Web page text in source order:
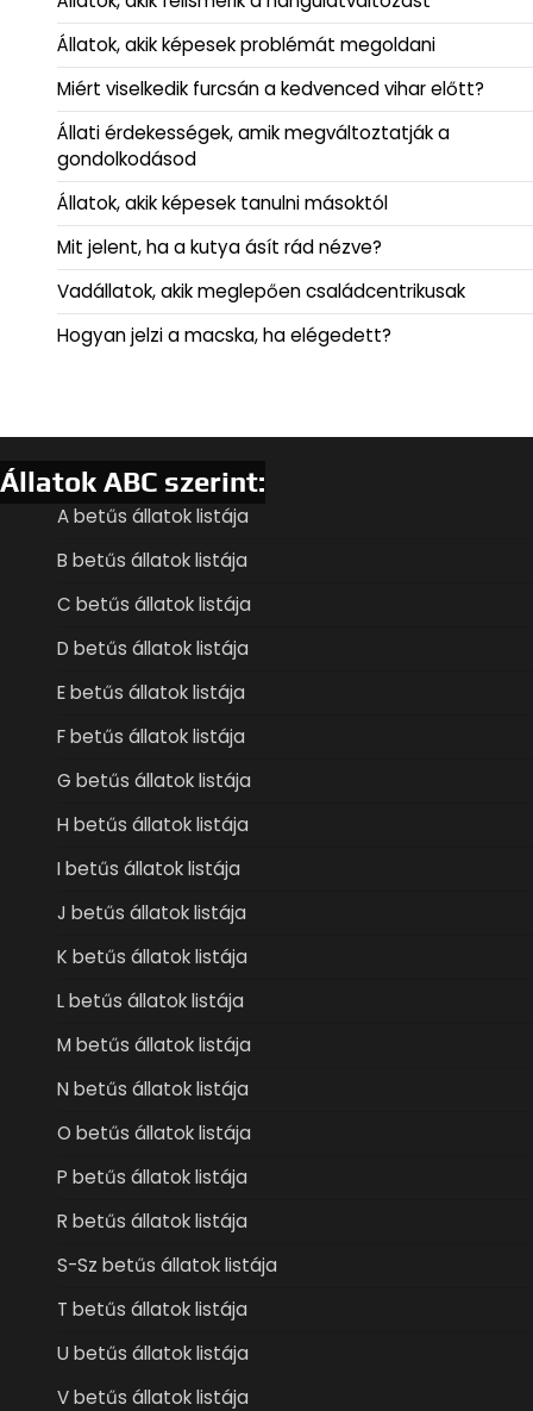
Állatok, akik képesek problémát megoldani
Miért viselkedik furcsán a kedvenced vihar előtt?
Állati érdekességek, amik megváltoztatják a
gondolkodásod
Állatok, akik képesek tanulni másoktól
Mit jelent, ha a kutya ásít rád nézve?
Vadállatok, akik meglepően családcentrikusak
Hogyan jelzi a macska, ha elégedett?
Állatok ABC szerint:
A betűs állatok listája
B betűs állatok listája
C betűs állatok listája
D betűs állatok listája
E betűs állatok listája
F betűs állatok listája
G betűs állatok listája
H betűs állatok listája
I betűs állatok listája
J betűs állatok listája
K betűs állatok listája
L betűs állatok listája
M betűs állatok listája
N betűs állatok listája
O betűs állatok listája
P betűs állatok listája
R betűs állatok listája
S-Sz betűs állatok listája
T betűs állatok listája
U betűs állatok listája
V betűs állatok listája